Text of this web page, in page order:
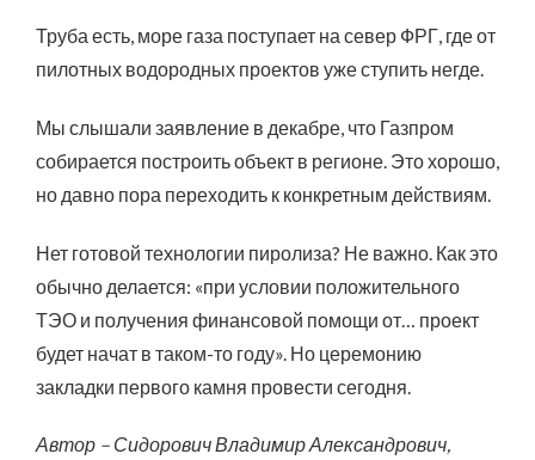
Труба есть, море газа поступает на север ФРГ, где от
пилотных водородных проектов уже ступить негде.
Мы слышали заявление в декабре, что Газпром
собирается построить объект в регионе. Это хорошо,
но давно пора переходить к конкретным действиям.
Нет готовой технологии пиролиза? Не важно. Как это
обычно делается: «при условии положительного
ТЭО и получения финансовой помощи от… проект
будет начат в таком-то году». Но церемонию
закладки первого камня провести сегодня.
Автор – Сидорович Владимир Александрович,